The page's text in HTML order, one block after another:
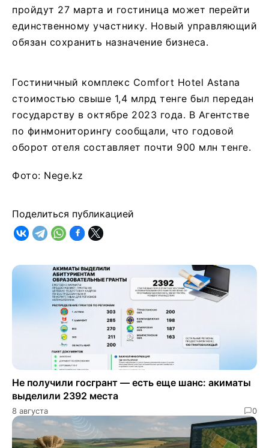
пройдут 27 марта и гостиница может перейти
единственному участнику. Новый управляющий
обязан сохранить назначение бизнеса.
Гостиничный комплекс Comfort Hotel Astana
стоимостью свыше 1,4 млрд тенге был передан
государству в октябре 2023 года. В Агентстве
по финмониторингу сообщали, что годовой
оборот отеля составляет почти 900 млн тенге.
Фото: Nege.kz
Поделиться публикацией
Не получили госгрант — есть еще шанс: акиматы
выделили 2392 места
8 августа 0